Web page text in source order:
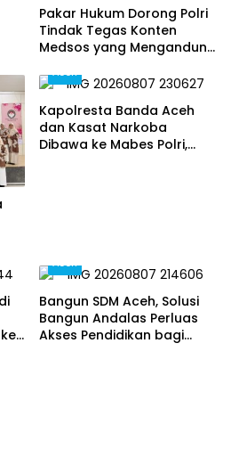
Pakar Hukum Dorong Polri
Tindak Tegas Konten
Medsos yang Mengandung
Aceh
Kapolresta Banda Aceh
dan Kasat Narkoba
Dibawa ke Mabes Polri,
Aceh
Bangun SDM Aceh, Solusi
Bangun Andalas Perluas
Akses Pendidikan bagi